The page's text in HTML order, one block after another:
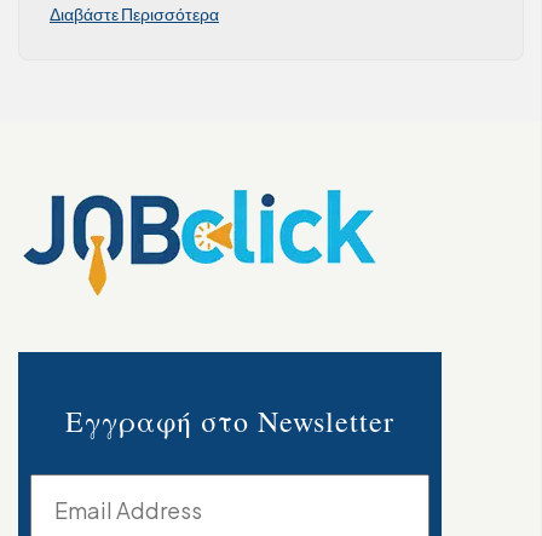
Διαβάστε Περισσότερα
Εγγραφή στο Newsletter